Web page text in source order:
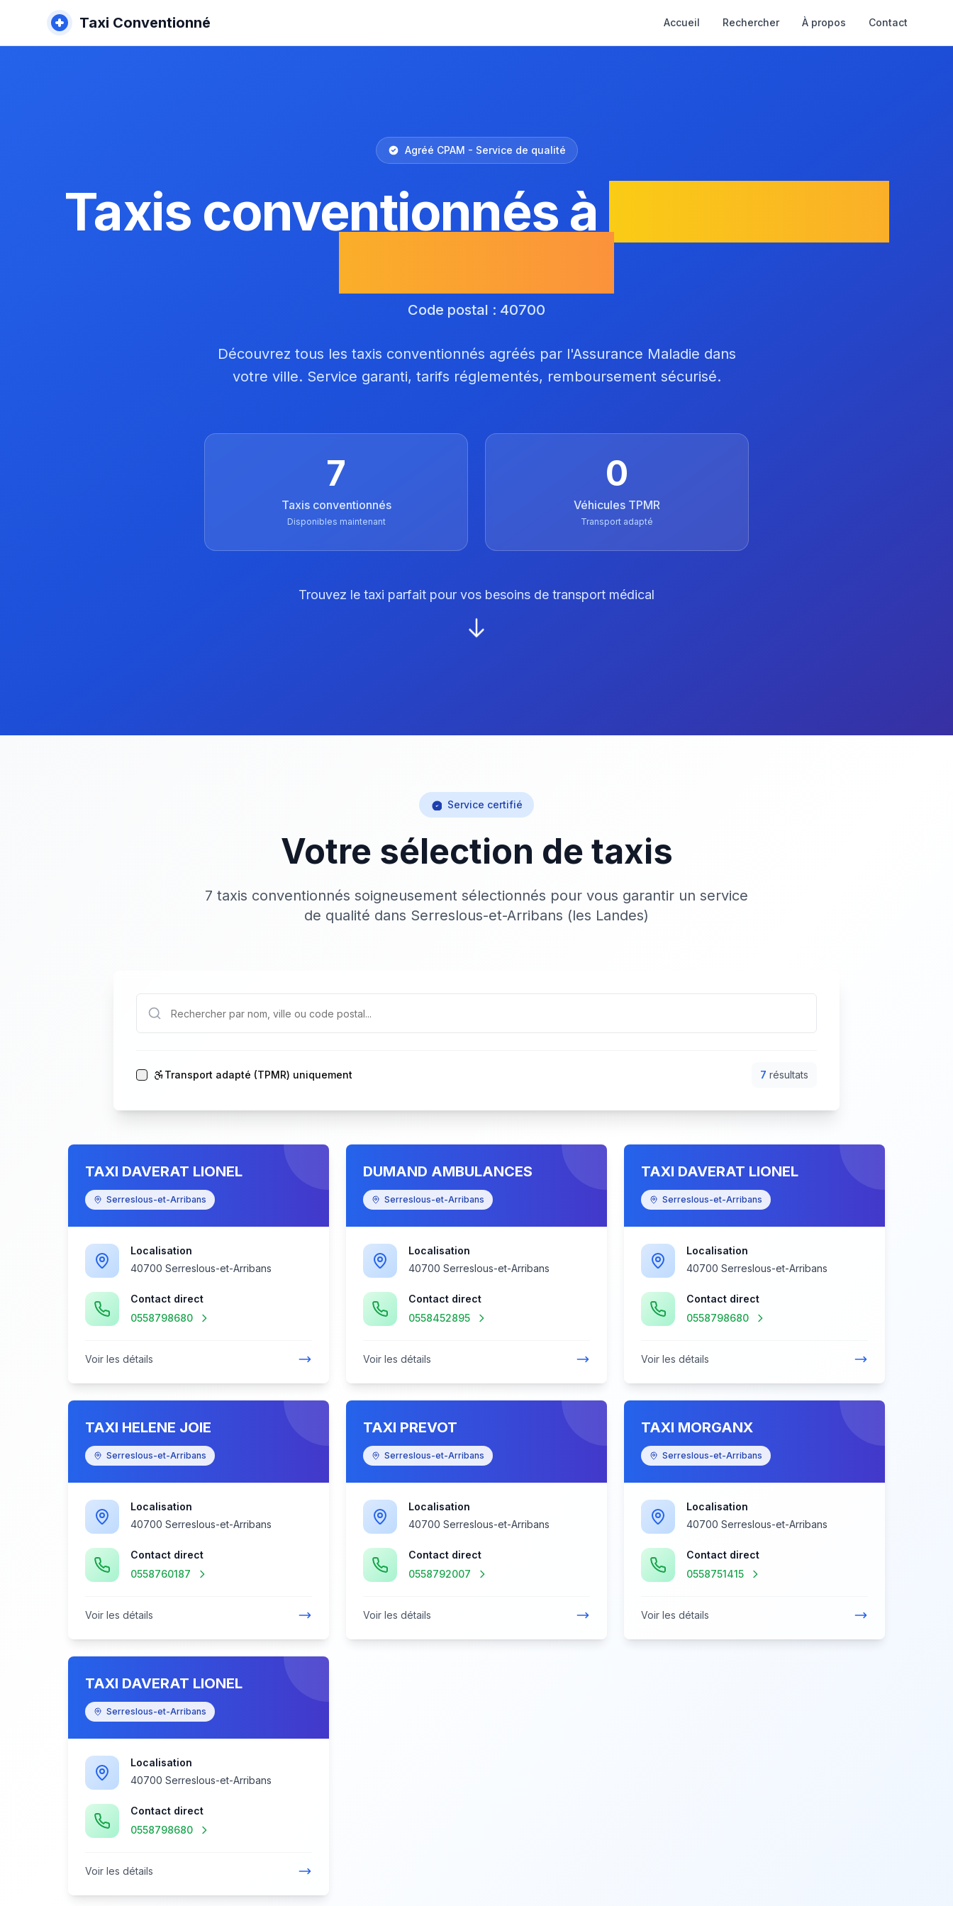
Taxi Conventionné Accueil Rechercher À propos Contact
Agréé CPAM - Service de qualité
Taxis conventionnés à
Code postal : 40700
Découvrez tous les taxis conventionnés agréés par l'Assurance Maladie dans
votre ville. Service garanti, tarifs réglementés, remboursement sécurisé.
7
Taxis conventionnés
Disponibles maintenant
0
Véhicules TPMR
Transport adapté
Trouvez le taxi parfait pour vos besoins de transport médical
Service certifié
Votre sélection de taxis
7 taxis conventionnés soigneusement sélectionnés pour vous garantir un service
de qualité dans Serreslous-et-Arribans (les Landes)
Transport adapté (TPMR) uniquement 7 résultats
TAXI DAVERAT LIONEL
Serreslous-et-Arribans
Localisation
40700 Serreslous-et-Arribans
Contact direct
0558798680
Voir les détails
DUMAND AMBULANCES
Serreslous-et-Arribans
Localisation
40700 Serreslous-et-Arribans
Contact direct
0558452895
Voir les détails
TAXI DAVERAT LIONEL
Serreslous-et-Arribans
Localisation
40700 Serreslous-et-Arribans
Contact direct
0558798680
Voir les détails
TAXI HELENE JOIE
Serreslous-et-Arribans
Localisation
40700 Serreslous-et-Arribans
Contact direct
0558760187
Voir les détails
TAXI PREVOT
Serreslous-et-Arribans
Localisation
40700 Serreslous-et-Arribans
Contact direct
0558792007
Voir les détails
TAXI MORGANX
Serreslous-et-Arribans
Localisation
40700 Serreslous-et-Arribans
Contact direct
0558751415
Voir les détails
TAXI DAVERAT LIONEL
Serreslous-et-Arribans
Localisation
40700 Serreslous-et-Arribans
Contact direct
0558798680
Voir les détails